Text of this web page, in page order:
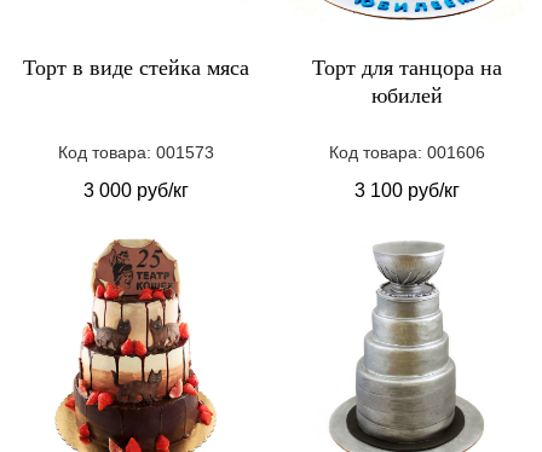
Торт в виде стейка мяса
Код товара: 001573
3 000 руб/кг
Торт для танцора на
юбилей
Код товара: 001606
3 100 руб/кг